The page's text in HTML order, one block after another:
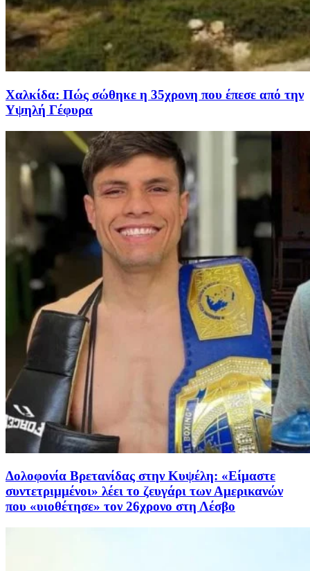
Χαλκίδα: Πώς σώθηκε η 35χρονη που έπεσε από την
Υψηλή Γέφυρα
Δολοφονία Βρετανίδας στην Κυψέλη: «Είμαστε
συντετριμμένοι» λέει το ζευγάρι των Αμερικανών
που «υιοθέτησε» τον 26χρονο στη Λέσβο